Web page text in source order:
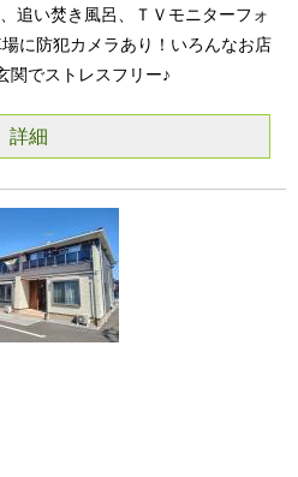
追い焚き風呂、ＴＶモニターフォ
に防犯カメラあり！いろんなお店
関でストレスフリー♪
詳細